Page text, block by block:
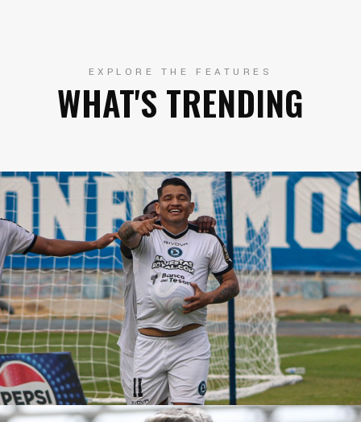
EXPLORE THE FEATURES
WHAT'S TRENDING